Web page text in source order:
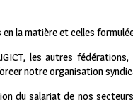
la matière et celles
les autres
notre organisation
du salariat de nos